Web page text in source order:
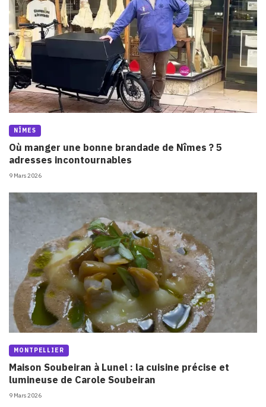
NÎMES
Où manger une bonne brandade de Nîmes ? 5
adresses incontournables
9 Mars 2026
MONTPELLIER
Maison Soubeiran à Lunel : la cuisine précise et
lumineuse de Carole Soubeiran
9 Mars 2026